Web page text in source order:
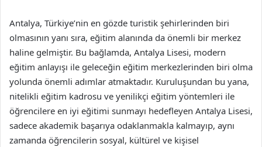
Antalya, Türkiye’nin en gözde turistik şehirlerinden biri
olmasının yanı sıra, eğitim alanında da önemli bir merkez
haline gelmiştir. Bu bağlamda, Antalya Lisesi, modern
eğitim anlayışı ile geleceğin eğitim merkezlerinden biri olma
yolunda önemli adımlar atmaktadır. Kuruluşundan bu yana,
nitelikli eğitim kadrosu ve yenilikçi eğitim yöntemleri ile
öğrencilere en iyi eğitimi sunmayı hedefleyen Antalya Lisesi,
sadece akademik başarıya odaklanmakla kalmayıp, aynı
zamanda öğrencilerin sosyal, kültürel ve kişisel